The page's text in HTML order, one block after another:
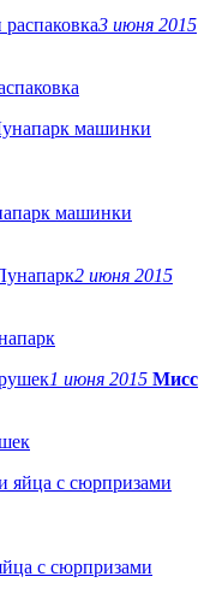
3 июня 2015
машинки
2 июня 2015
1 июня 2015 Мисс
с сюрпризами